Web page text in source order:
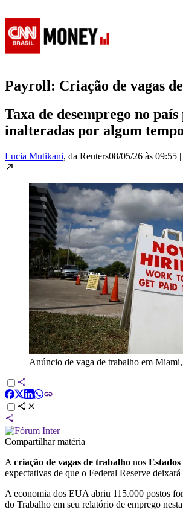
Payroll: Criação de vagas
Taxa de desemprego no
inalteradas por algum tempo
Lucia Mutikani, da Reuters08/05/26 às 09:55 |
Anúncio de vaga de trabalho em
Compartilhar matéria
A criação de vagas de trabalho nos
expectativas de que o Federal Reserve
A economia dos EUA abriu 115.000 postos
do Trabalho em seu relatório de emprego